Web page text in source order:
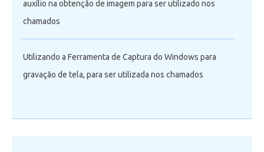
auxílio na obtenção de imagem para ser utilizado nos
chamados
Utilizando a Ferramenta de Captura do Windows para
gravação de tela, para ser utilizada nos chamados